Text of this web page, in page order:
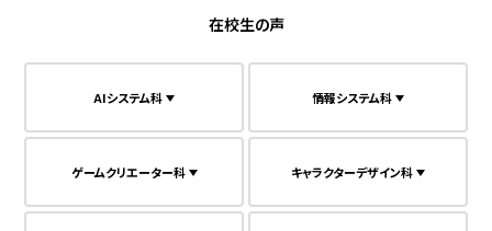
在校生の声
AIシステム科 情報システム科
ゲームクリエーター科 キャラクターデザイン科